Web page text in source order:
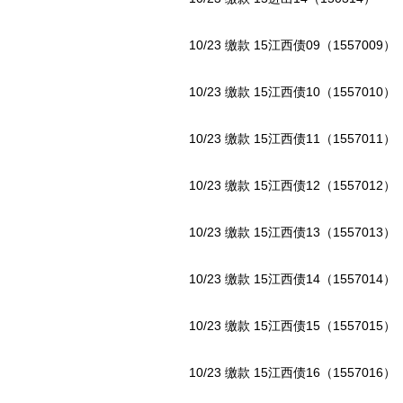
10/23 缴款 15江西债09（1557009）
10/23 缴款 15江西债10（1557010）
10/23 缴款 15江西债11（1557011）
10/23 缴款 15江西债12（1557012）
10/23 缴款 15江西债13（1557013）
10/23 缴款 15江西债14（1557014）
10/23 缴款 15江西债15（1557015）
10/23 缴款 15江西债16（1557016）